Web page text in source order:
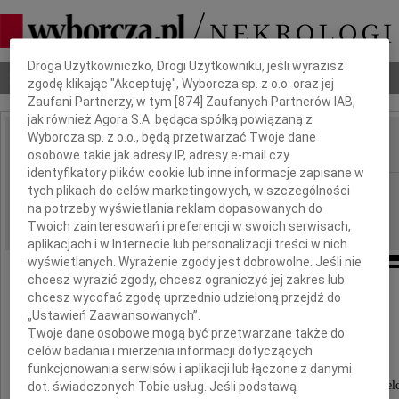
Nekrologi Odeszli Poradnik pogrzebowy
IMIĘ I NAZWISKO:
REGION: Kielce
DATA EMISJI: 14.10.2009
Panu
Henrykowi Rzepie
Prezesowi Regionalnej Izby Obrachunkowej w
Dbamy o Twoją prywatność
Droga Użytkowniczko, Drogi Użytkowniku, jeśli wyrazisz
zgodę klikając "Akceptuję", Wyborcza sp. z o.o. oraz jej
Zaufani Partnerzy, w tym [874 ] Zaufanych Partnerów IAB,
jak również Agora S.A. będąca spółką powiązaną z
Wyborcza sp. z o.o., będą przetwarzać Twoje dane
osobowe takie jak adresy IP, adresy e-mail czy
identyfikatory plików cookie lub inne informacje zapisane w
tych plikach do celów marketingowych, w szczególności
na potrzeby wyświetlania reklam dopasowanych do
Twoich zainteresowań i preferencji w swoich serwisach,
aplikacjach i w Internecie lub personalizacji treści w nich
wyświetlanych. Wyrażenie zgody jest dobrowolne. Jeśli nie
chcesz wyrazić zgody, chcesz ograniczyć jej zakres lub
chcesz wycofać zgodę uprzednio udzieloną przejdź do
„Ustawień Zaawansowanych”.
Twoje dane osobowe mogą być przetwarzane także do
celów badania i mierzenia informacji dotyczących
funkcjonowania serwisów i aplikacji lub łączone z danymi
dot. świadczonych Tobie usług. Jeśli podstawą